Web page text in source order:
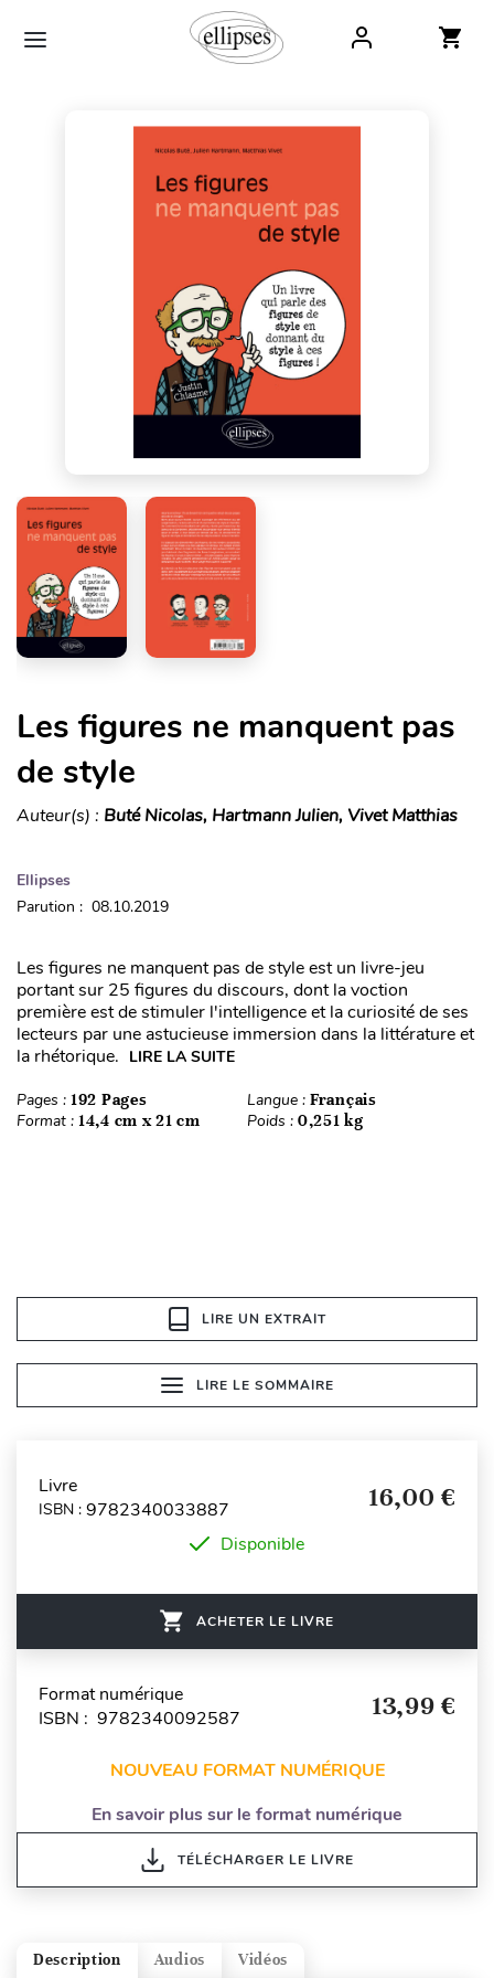
Les figures ne manquent pas
de style
Auteur(s) : Buté Nicolas, Hartmann Julien, Vivet Matthias
Ellipses
Parution : 08.10.2019
Les figures ne manquent pas de style est un livre-jeu
portant sur 25 figures du discours, dont la voction
première est de stimuler l'intelligence et la curiosité de ses
lecteurs par une astucieuse immersion dans la littérature et
la rhétorique. LIRE LA SUITE
Pages : 192 Pages Langue : Français
Format : 14,4 cm x 21 cm Poids : 0,251 kg
LIRE UN EXTRAIT
LIRE LE SOMMAIRE
Livre
ISBN : 9782340033887 16,00 €
Disponible
ACHETER LE LIVRE
Format numérique
ISBN : 9782340092587
13,99 €
NOUVEAU FORMAT NUMÉRIQUE
En savoir plus sur le format numérique
TÉLÉCHARGER LE LIVRE
Vidéos
Audios
Description